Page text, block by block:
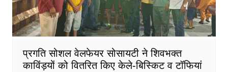
प्रगति सोशल वेलफेयर सोसायटी ने शिवभक्त
काविंड़यों को वितरित किए केले-बिस्किट व टॉफियां